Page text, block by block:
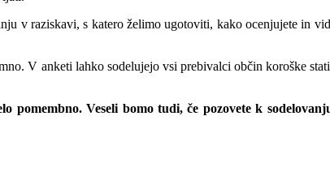
v raziskavi, s katero želimo ugotoviti, kako ocenjujete in
V anketi lahko sodelujejo vsi prebivalci občin koroške
pomembno. Veseli bomo tudi, če pozovete k